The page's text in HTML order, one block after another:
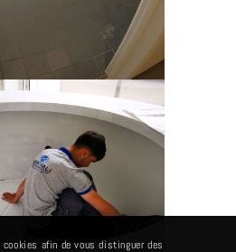
afin de vous distinguer des